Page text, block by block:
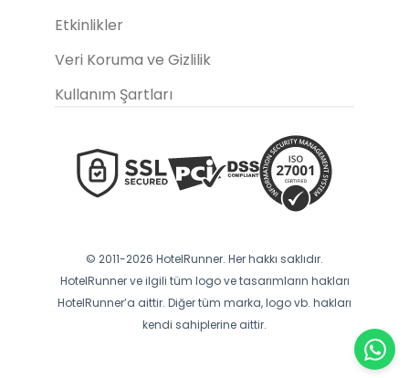
Etkinlikler
Veri Koruma ve Gizlilik
Kullanım Şartları
© 2011-2026 HotelRunner. Her hakkı saklıdır.
HotelRunner ve ilgili tüm logo ve tasarımların hakları
HotelRunner’a aittir. Diğer tüm marka, logo vb. hakları
kendi sahiplerine aittir.